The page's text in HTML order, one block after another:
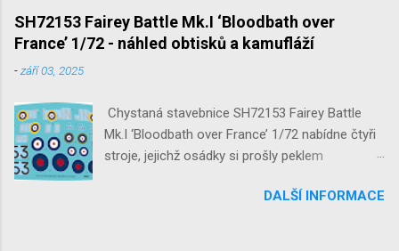
doplní leptané popruhy nábojových schránek.
SH72153 Fairey Battle Mk.I ‘Bloodbath over
France’ 1/72 - náhled obtisků a kamufláží
-září 03, 2025
Chystaná stavebnice SH72153 Fairey Battle
Mk.I ‘Bloodbath over France’ 1/72 nabídne čtyři
stroje, jejichž osádky si prošly peklem
DALŠÍ INFORMACE